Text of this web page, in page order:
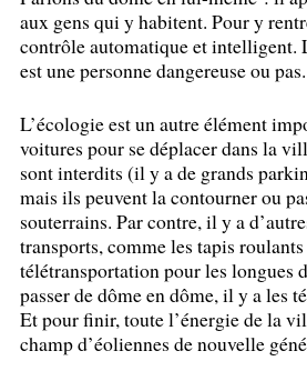
aux gens qui y habitent. Pour y
contrôle automatique et intelligent.
est une personne dangereuse ou pas.
L’écologie est un autre élément
voitures pour se déplacer dans la
sont interdits (il y a de grands
mais ils peuvent la contourner ou
souterrains. Par contre, il y a
transports, comme les tapis
télétransportation pour les longues
passer de dôme en dôme, il y a les
Et pour finir, toute l’énergie de la
champ d’éoliennes de nouvelle